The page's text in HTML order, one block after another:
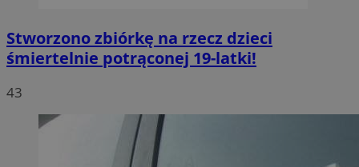
Stworzono zbiórkę na rzecz dzieci
śmiertelnie potrąconej 19-latki!
43